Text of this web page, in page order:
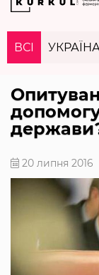
ВСІ УКРАЇНА
20 липня 2016